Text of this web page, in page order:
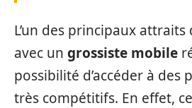
L’un des principaux
avec un grossiste mobile
possibilité d’accéder à des
très compétitifs. En effet,